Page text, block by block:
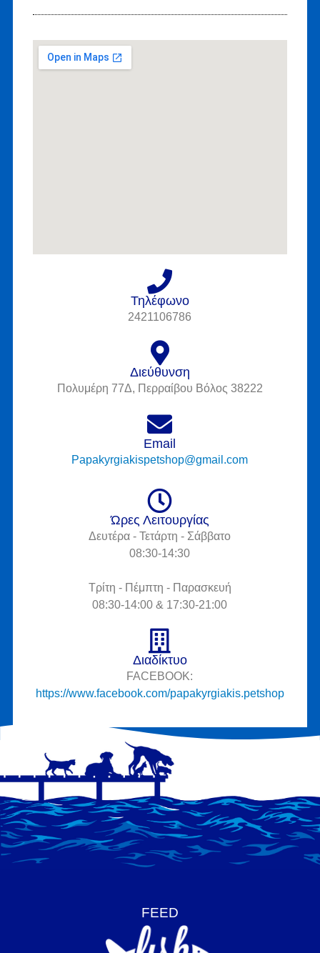
Τηλέφωνο
2421106786
Διεύθυνση
Πολυμέρη 77Δ, Περραίβου Βόλος 38222
Email
Papakyrgiakispetshop@gmail.com
Ώρες Λειτουργίας
Δευτέρα - Τετάρτη - Σάββατο
08:30-14:30
Τρίτη - Πέμπτη - Παρασκευή
08:30-14:00 & 17:30-21:00
Διαδίκτυο
FACEBOOK:
https://www.facebook.com/papakyrgiakis.petshop